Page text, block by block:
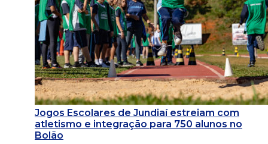
Jogos Escolares de Jundiaí estreiam com
atletismo e integração para 750 alunos no
Bolão